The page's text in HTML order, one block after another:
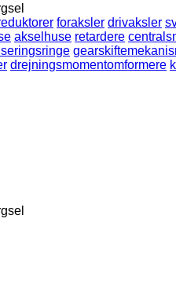
foraksler drivaksler
akselhuse retardere
drejningsmomentomformere